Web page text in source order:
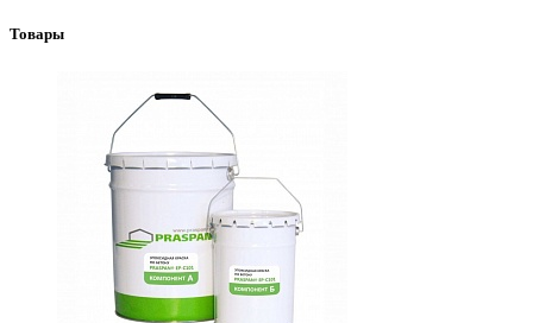
Товары